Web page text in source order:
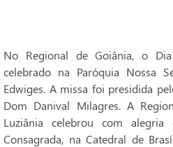
No Regional de Goiânia, o
celebrado na Paróquia Nossa
Edwiges. A missa foi presidida
Dom Danival Milagres. A
Luziânia celebrou com
Consagrada, na Catedral de